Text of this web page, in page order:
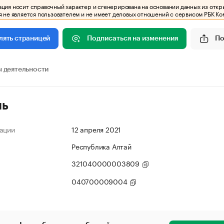
носит справочный характер и сгенерирована на основании данных из
не является пользователем и не имеет деловых отношений с сервисом РБК
страницей Подписаться на изменения
деятельности
12 апреля 2021
Республика Алтай
321040000003809
040700009004